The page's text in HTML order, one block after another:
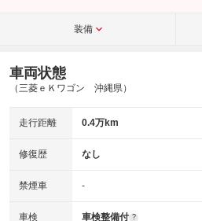
装備
車両状態
（三菱ｅＫワゴン 沖縄県）
走行距離 0.4万km
修復歴 なし
禁煙車 -
車検 車検整備付 ?